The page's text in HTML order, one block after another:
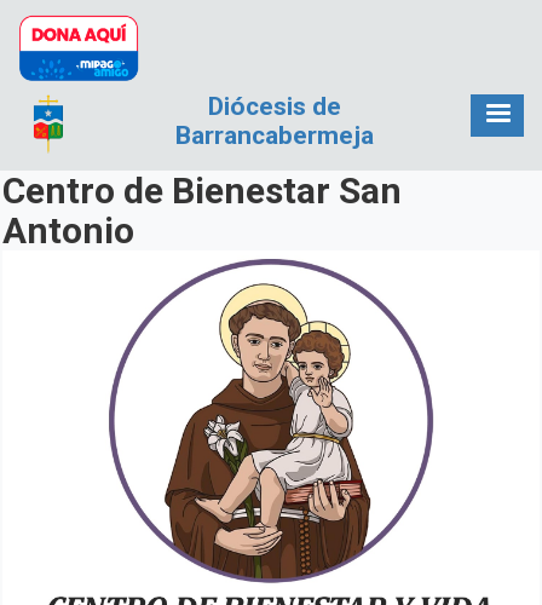
Pasar al contenido principal
Diócesis de
Barrancabermeja
Centro de Bienestar San
Antonio